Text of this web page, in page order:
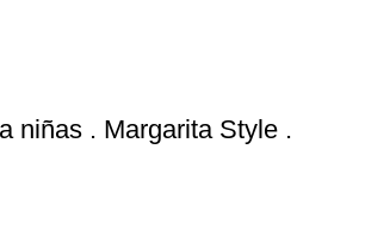
niñas . Margarita Style .